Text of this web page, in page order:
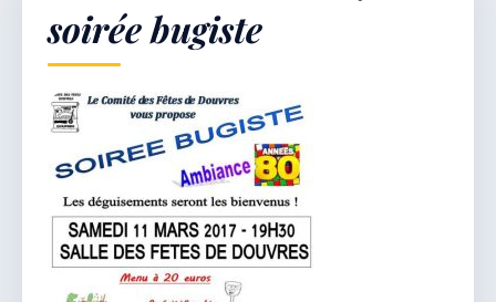
Démarches & Vie pratique
Vie locale & Associations
soirée bugiste